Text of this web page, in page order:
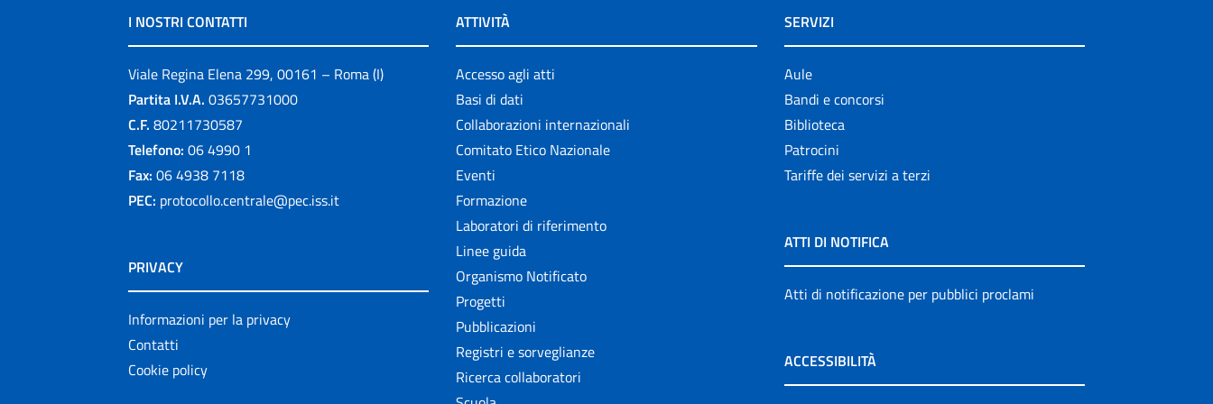
I NOSTRI CONTATTI
Viale Regina Elena 299, 00161 – Roma (I)
Partita I.V.A. 03657731000
C.F. 80211730587
Telefono: 06 4990 1
Fax: 06 4938 7118
PEC: protocollo.centrale@pec.iss.it
PRIVACY
Informazioni per la privacy
Contatti
Cookie policy
ATTIVITÀ
Accesso agli atti
Basi di dati
Collaborazioni internazionali
Comitato Etico Nazionale
Eventi
Formazione
Laboratori di riferimento
Linee guida
Organismo Notificato
Progetti
Pubblicazioni
Registri e sorveglianze
Ricerca collaboratori
SERVIZI
Aule
Bandi e concorsi
Biblioteca
Patrocini
Tariffe dei servizi a terzi
ATTI DI NOTIFICA
Atti di notificazione per pubblici proclami
ACCESSIBILITÀ